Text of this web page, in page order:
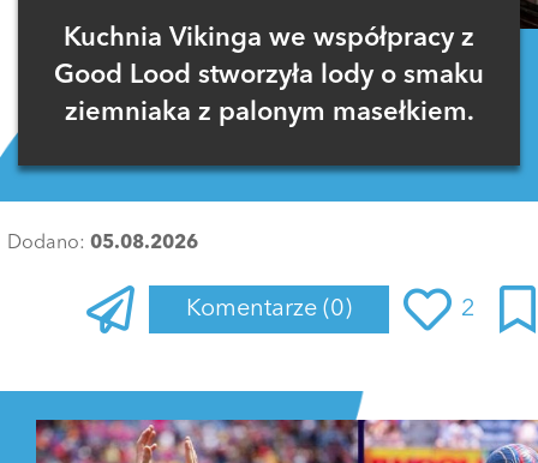
Kuchnia Vikinga we współpracy z
Good Lood stworzyła lody o smaku
ziemniaka z palonym masełkiem.
Dodano: 05.08.2026
Komentarze (0) 2